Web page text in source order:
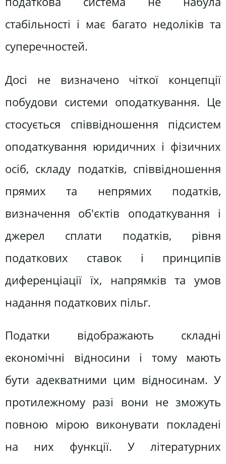
стабільності і має багато недоліків та
суперечностей.
Досі не визначено чіткої концепції
побудови системи оподаткування. Це
стосується співвідношення підсистем
оподаткування юридичних і фізичних
осіб, складу податків, співвідношення
прямих та непрямих податків,
визначення об'єктів оподаткування і
джерел сплати податків, рівня
податкових ставок і принципів
диференціації їх, напрямків та умов
надання податкових пільг.
Податки відображають складні
економічні відносини і тому мають
бути адекватними цим відносинам. У
протилежному разі вони не зможуть
повною мірою виконувати покладені
на них функції. У літературних